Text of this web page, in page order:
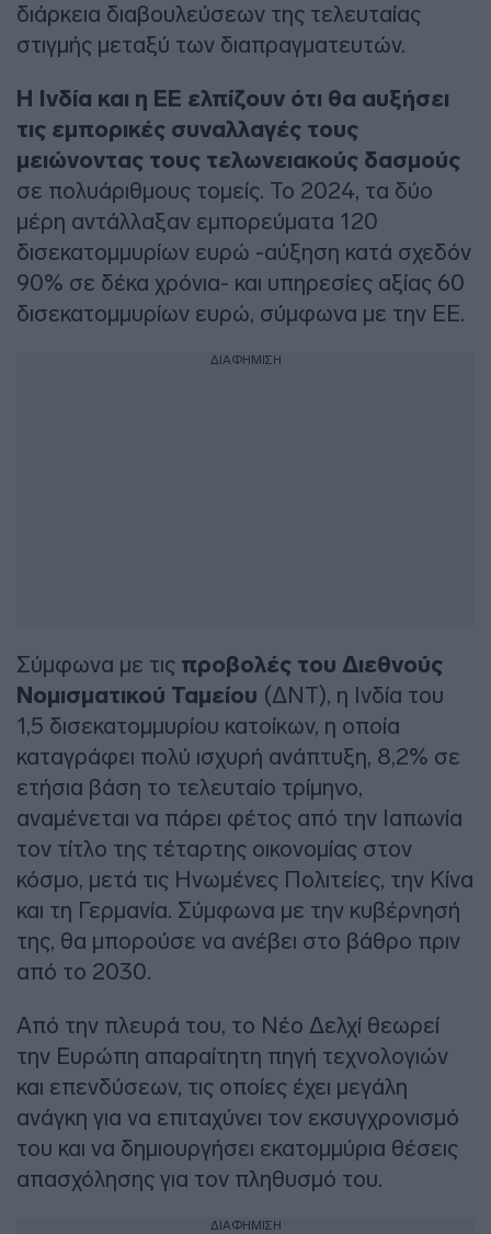
διάρκεια διαβουλεύσεων της τελευταίας
στιγμής μεταξύ των διαπραγματευτών.
Η Ινδία και η ΕΕ ελπίζουν ότι θα αυξήσει
τις εμπορικές συναλλαγές τους
μειώνοντας τους τελωνειακούς δασμούς
σε πολυάριθμους τομείς. Το 2024, τα δύο
μέρη αντάλλαξαν εμπορεύματα 120
δισεκατομμυρίων ευρώ -αύξηση κατά σχεδόν
90% σε δέκα χρόνια- και υπηρεσίες αξίας 60
δισεκατομμυρίων ευρώ, σύμφωνα με την ΕΕ.
ΔΙΑΦΗΜΙΣΗ
Σύμφωνα με τις προβολές του Διεθνούς
Νομισματικού Ταμείου (ΔΝΤ), η Ινδία του
1,5 δισεκατομμυρίου κατοίκων, η οποία
καταγράφει πολύ ισχυρή ανάπτυξη, 8,2% σε
ετήσια βάση το τελευταίο τρίμηνο,
αναμένεται να πάρει φέτος από την Ιαπωνία
τον τίτλο της τέταρτης οικονομίας στον
κόσμο, μετά τις Ηνωμένες Πολιτείες, την Κίνα
και τη Γερμανία. Σύμφωνα με την κυβέρνησή
της, θα μπορούσε να ανέβει στο βάθρο πριν
από το 2030.
Από την πλευρά του, το Νέο Δελχί θεωρεί
την Ευρώπη απαραίτητη πηγή τεχνολογιών
και επενδύσεων, τις οποίες έχει μεγάλη
ανάγκη για να επιταχύνει τον εκσυγχρονισμό
του και να δημιουργήσει εκατομμύρια θέσεις
απασχόλησης για τον πληθυσμό του.
ΔΙΑΦΗΜΙΣΗ